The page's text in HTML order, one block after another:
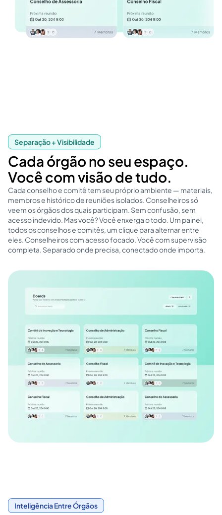
Separação + Visibilidade
Cada órgão no seu espaço.
Você com visão de tudo.
Cada conselho e comitê tem seu próprio ambiente — materiais,
membros e histórico de reuniões isolados. Conselheiros só
veem os órgãos dos quais participam. Sem confusão, sem
acesso indevido. Mas você? Você enxerga o todo. Um painel,
todos os conselhos e comitês, um clique para alternar entre
eles. Conselheiros com acesso focado. Você com supervisão
completa. Separado onde precisa, conectado onde importa.
Inteligência Entre Órgãos